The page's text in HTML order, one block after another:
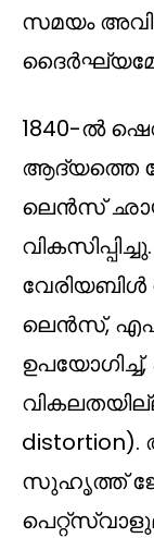
സമയം
1840-ൽ
ആദ്യത്തെ
ലെൻസ്
ലെൻസ്, എഫ്
distortion).
സുഹൃത്ത്